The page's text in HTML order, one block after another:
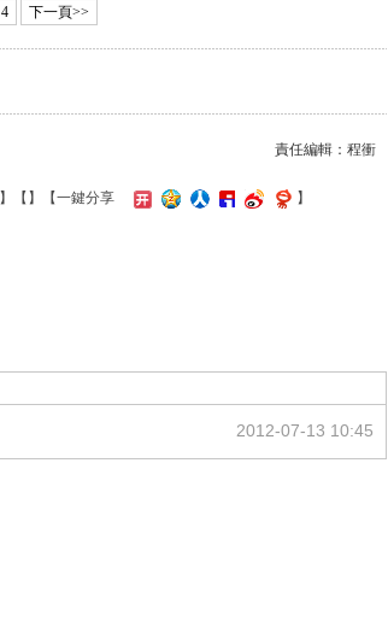
4 下一頁>>
責任編輯：程衝
】【 】 【一鍵分享 】
2012-07-13 10:45